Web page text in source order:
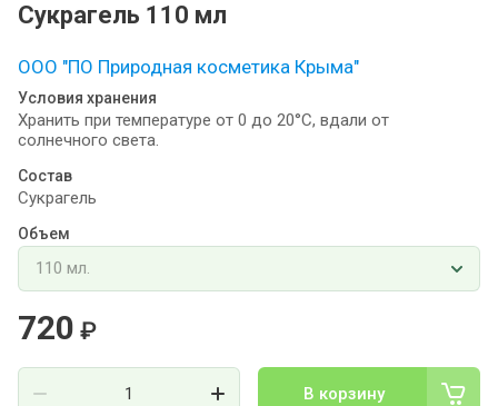
Сукрагель 110 мл
ООО "ПО Природная косметика Крыма"
Условия хранения
Хранить при температуре от 0 до 20°С, вдали от
солнечного света.
Состав
Сукрагель
Объем
720 ₽
В корзину